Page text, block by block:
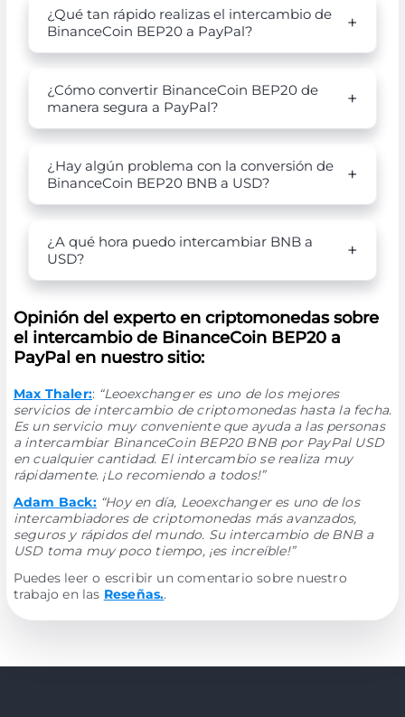
¿Qué tan rápido realizas el intercambio de
BinanceCoin BEP20 a PayPal?
¿Cómo convertir BinanceCoin BEP20 de
manera segura a PayPal?
¿Hay algún problema con la conversión de
BinanceCoin BEP20 BNB a USD?
¿A qué hora puedo intercambiar BNB a
USD?
Opinión del experto en criptomonedas sobre
el intercambio de BinanceCoin BEP20 a
PayPal en nuestro sitio:
Max Thaler:: “Leoexchanger es uno de los mejores
servicios de intercambio de criptomonedas hasta la fecha.
Es un servicio muy conveniente que ayuda a las personas
a intercambiar BinanceCoin BEP20 BNB por PayPal USD
en cualquier cantidad. El intercambio se realiza muy
rápidamente. ¡Lo recomiendo a todos!”
Adam Back: “Hoy en día, Leoexchanger es uno de los
intercambiadores de criptomonedas más avanzados,
seguros y rápidos del mundo. Su intercambio de BNB a
USD toma muy poco tiempo, ¡es increíble!”
Puedes leer o escribir un comentario sobre nuestro
trabajo en las Reseñas..